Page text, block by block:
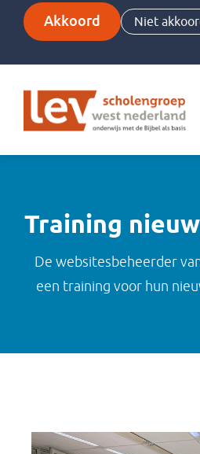
Akkoord Niet
Training
De websitesbeheerder
een training voor hun